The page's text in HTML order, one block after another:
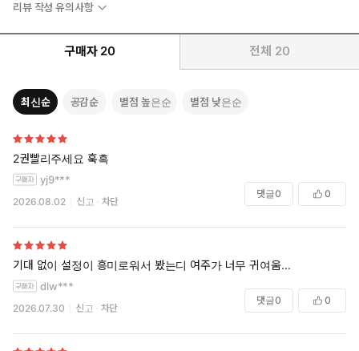
하지만 높은 자존심과 까칠한 성격으로 다가오는 손님들을 공격한
다.
도망치고 또 도망쳐, 결국 팔리지 않고 남아버렸지만,
그것은 주인에게 버림받지 않기 위한 그녀 나름의 대책이었다.
주인이라고 나타난 것은 인상이 나쁜 거구의 남자, 시마즈였다!
“난 널 키울 생각이 없어. 반품할 거야.”
그러나 시마즈의 반응은 예상과는 달리 쥬나에게 관심을 보이지 않
자,
고급 펫의 자존심을 걸고 유혹하려다 오히려 그에게 휘둘리고 마는
리뷰 작성 유의사항
구매자 20 전체 20
최신순 공감순 별점 높은순 별점 낮은순
2권빨리주세요 훅흑
yj9***
2026.08.02 신고 차단
댓글0 0
기대 없이 설정이 흥미로워서 봤는디 여주가 너무 귀여움...
dlw***
2026.07.30 신고 차단
댓글0 0